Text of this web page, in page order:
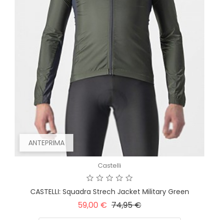
ANTEPRIMA
Castelli
CASTELLI: Squadra Strech Jacket Military Green
59,00 € Prezzo
74,95 €Prezzo